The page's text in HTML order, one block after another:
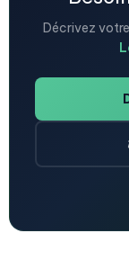
Décrivez